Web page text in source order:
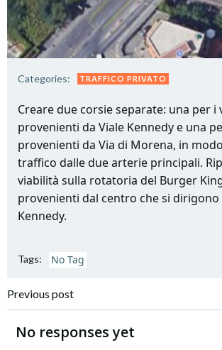
Categories: TRAFFICO PRIVATO
Creare due corsie separate: una per i
provenienti da Viale Kennedy e una
provenienti da Via di Morena, in
traffico dalle due arterie principali.
viabilità sulla rotatoria del Burger
provenienti dal centro che si dirigono
Kennedy.
Tags: No Tag
Post
navigation
Previous post
Post
No responses yet